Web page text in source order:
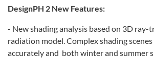
DesignPH 2 New Features:
- New shading analysis based on 3D ray-
radiation model. Complex shading scenes
accurately and both winter and summer